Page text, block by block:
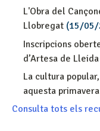
L'Obra del
Llobregat (15/
Inscripcions
d’Artesa de Lleida
La cultura
aquesta primavera
Consulta tots els